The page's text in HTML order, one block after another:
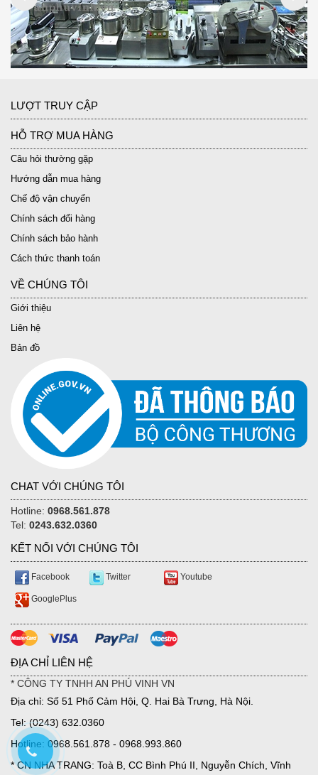
LƯỢT TRUY CẬP
HỖ TRỢ MUA HÀNG
Câu hỏi thường gặp
Hướng dẫn mua hàng
Chế độ vận chuyển
Chính sách đổi hàng
Chính sách bảo hành
Cách thức thanh toán
VỀ CHÚNG TÔI
Giới thiệu
Liên hệ
Bản đồ
CHAT VỚI CHÚNG TÔI
Hotline: 0968.561.878
Tel: 0243.632.0360
KẾT NỐI VỚI CHÚNG TÔI
Facebook Twitter Youtube
GooglePlus
ĐỊA CHỈ LIÊN HỆ
* CÔNG TY TNHH AN PHÚ VINH VN
Địa chỉ: Số 51 Phố Cảm Hội, Q. Hai Bà Trưng, Hà Nội.
Tel: (0243) 632.0360
Hotline: 0968.561.878 - 0968.993.860
* CN NHA TRANG: Toà B, CC Bình Phú II, Nguyễn Chích, Vĩnh